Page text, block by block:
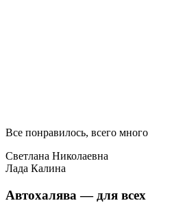
Все понравилось, всего много
Светлана Николаевна
Лада Калина
Автохалява — для всех